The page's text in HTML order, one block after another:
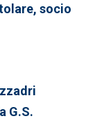
socio
G.S.